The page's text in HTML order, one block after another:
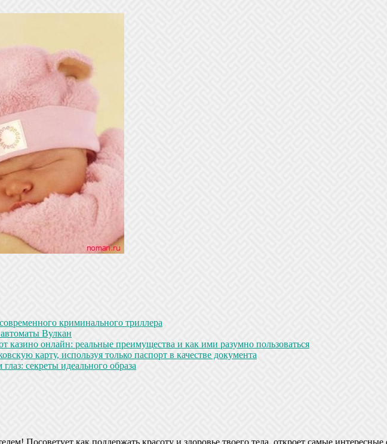
криминального триллера
Вулкан
онлайн: реальные преимущества и как ими разумно пользоваться
карту, используя только паспорт в качестве документа
секреты идеального образа
Посоветует как поддержать красоту и здоровье твоего тела, откроет самые